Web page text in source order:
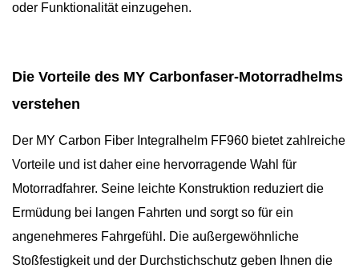
oder Funktionalität einzugehen.
Die Vorteile des MY Carbonfaser-Motorradhelms
verstehen
Der MY Carbon Fiber Integralhelm FF960 bietet zahlreiche
Vorteile und ist daher eine hervorragende Wahl für
Motorradfahrer. Seine leichte Konstruktion reduziert die
Ermüdung bei langen Fahrten und sorgt so für ein
angenehmeres Fahrgefühl. Die außergewöhnliche
Stoßfestigkeit und der Durchstichschutz geben Ihnen die